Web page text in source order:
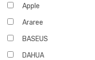
Apple
Araree
BASEUS
DAHUA